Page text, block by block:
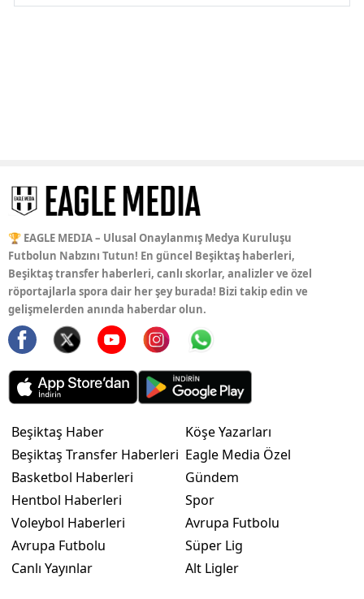
🏆 EAGLE MEDIA – Ulusal Onaylanmış Medya Kuruluşu
Futbolun Nabzını Tutun! En güncel Beşiktaş haberleri,
Beşiktaş transfer haberleri, canlı skorlar, analizler ve özel
röportajlarla spora dair her şey burada! Bizi takip edin ve
gelişmelerden anında haberdar olun.
Beşiktaş Haber
Beşiktaş Transfer Haberleri
Basketbol Haberleri
Hentbol Haberleri
Voleybol Haberleri
Avrupa Futbolu
Canlı Yayınlar
Köşe Yazarları
Eagle Media Özel
Gündem
Spor
Avrupa Futbolu
Süper Lig
Alt Ligler